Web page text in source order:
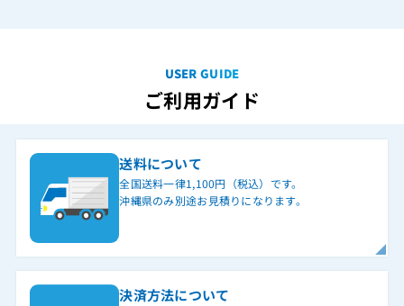
USER GUIDE
ご利用ガイド
送料について
全国送料一律1,100円（税込）です。
沖縄県のみ別途お見積りになります。
決済方法について